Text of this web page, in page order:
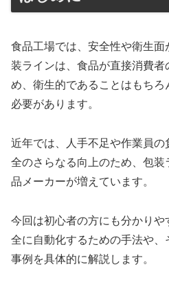
食品工場では、安全性や衛生
装ラインは、食品が直接消費
め、衛生的であることはもち
必要があります。
近年では、人手不足や作業員
全のさらなる向上のため、包
品メーカーが増えています。
今回は初心者の方にも分かり
全に自動化するための手法や、
事例を具体的に解説します。